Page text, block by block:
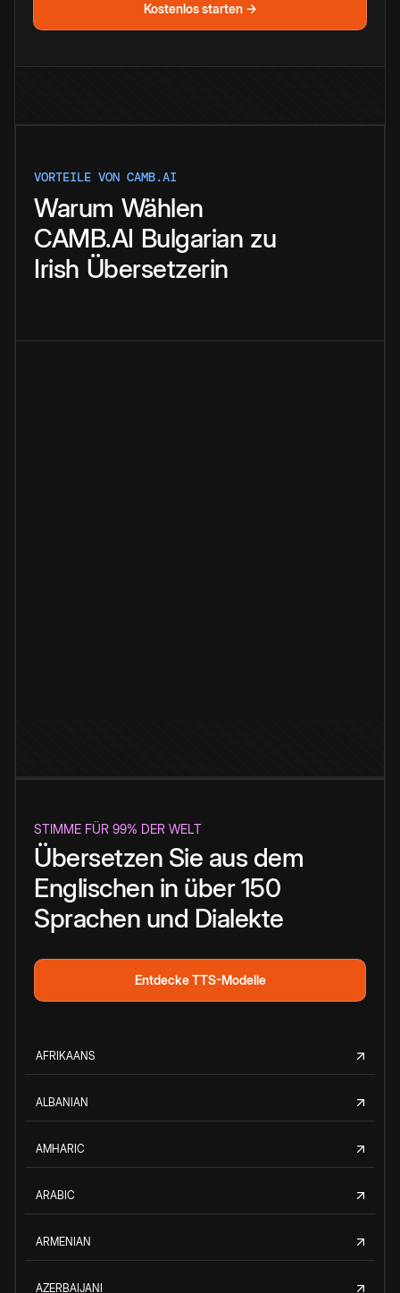
Kostenlos starten →
VORTEILE VON CAMB.AI
Warum Wählen
CAMB.AI Bulgarian zu
Irish Übersetzerin
STIMME FÜR 99% DER WELT
Übersetzen Sie aus dem
Englischen in über 150
Sprachen und Dialekte
Entdecke TTS-Modelle
AFRIKAANS
ALBANIAN
AMHARIC
ARABIC
ARMENIAN
AZERBAIJANI